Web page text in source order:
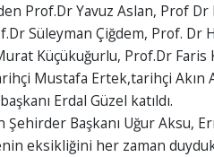
Prof.Dr Yavuz Aslan, Prof Dr
Süleyman Çiğdem, Prof. Dr
Küçükuğurlu, Prof.Dr Faris
Mustafa Ertek,tarihçi Akın
Erdal Güzel katıldı.
Şehirder Başkanı Uğur Aksu,
eksikliğini her zaman